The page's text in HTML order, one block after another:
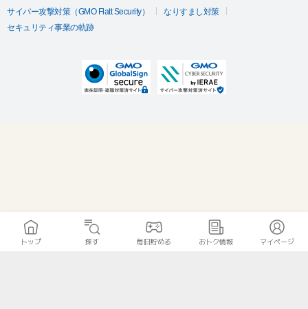
サイバー攻撃対策（GMO Flatt Security）
なりすまし対策
セキュリティ事業の軌跡
トップ 探す 毎日貯める おトク情報 マイページ